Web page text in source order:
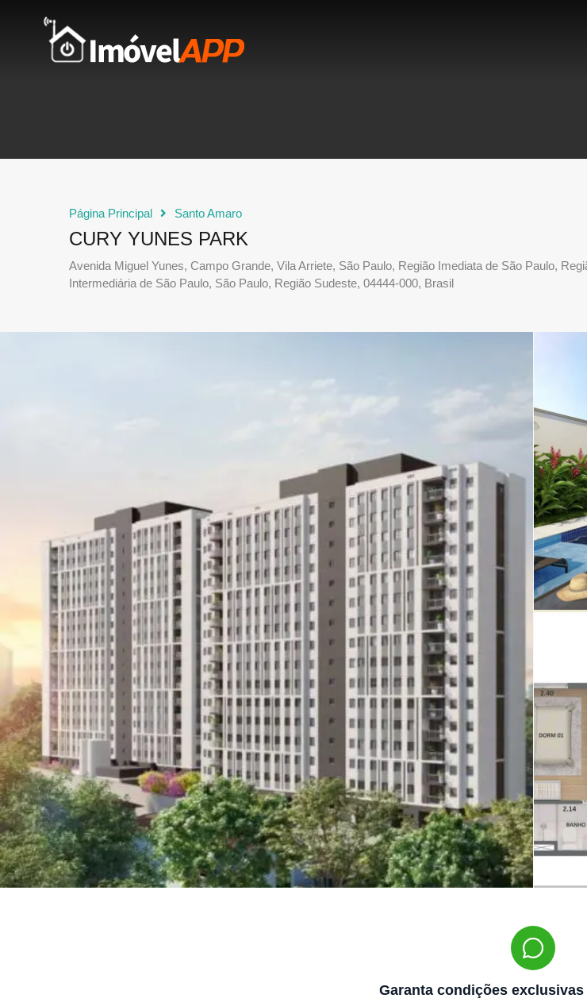
Página Principal Santo Amaro
CURY YUNES PARK
Avenida Miguel Yunes, Campo Grande, Vila Arriete, São Paulo, Região Imediata de São Paulo,
Intermediária de São Paulo, São Paulo, Região Sudeste, 04444-000, Brasil
Garanta condições